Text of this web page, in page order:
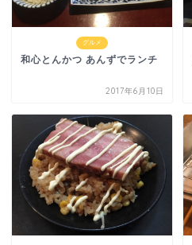
グルメ
和心とんかつ あんずでランチ
2017年6月10日